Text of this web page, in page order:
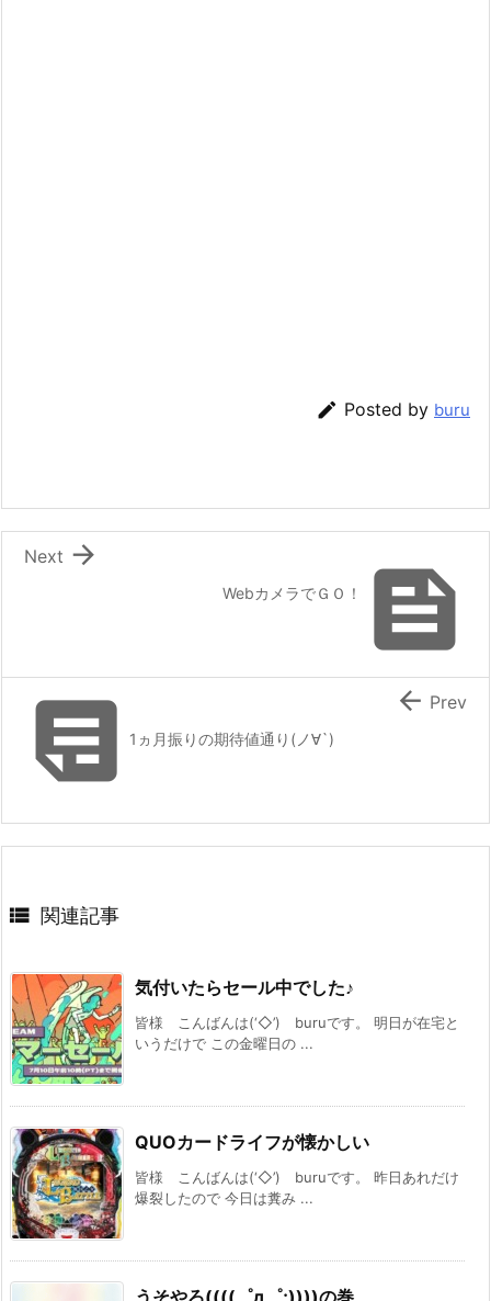
 Posted by buru

WebカメラでＧＯ！

Next
1ヵ月振りの期待値通り(ノ∀`)
 Prev
 関連記事
気付いたらセール中でした♪
皆様 こんばんは(‘◇’)ゞburuです。 明日が在宅と
いうだけで この金曜日の ...
QUOカードライフが懐かしい
皆様 こんばんは(‘◇’)ゞburuです。 昨日あれだけ
爆裂したので 今日は糞み ...
うそやろ((((゜д゜;))))の巻